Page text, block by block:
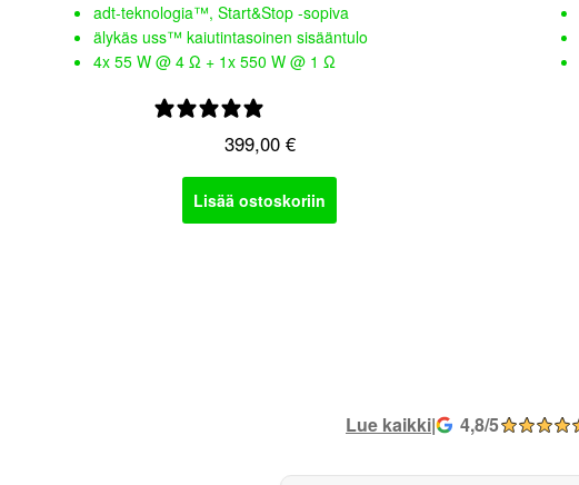
adt-teknologia™, Start&Stop -sopiva
älykäs uss™ kaiutintasoinen sisääntulo
4x 55 W @ 4 Ω + 1x 550 W @ 1 Ω
399,00 €
Lisää ostoskoriin
Lue kaikki| 4,8/5